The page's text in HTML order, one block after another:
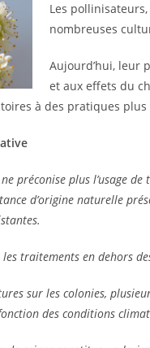
Les
nombreuses
Aujourd’hui, leur
et aux effets du
à des pratiques
préconise plus l’usage
d’origine naturelle
traitements en dehors
sur les colonies,
des conditions